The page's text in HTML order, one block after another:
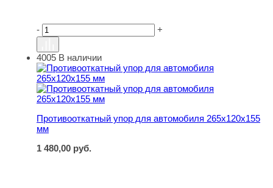
- +
Противооткатный упор для автомобиля 265х120х155
4005 В наличии
Противооткатный упор для автомобиля 265х120х155
мм
1 480,00 руб.